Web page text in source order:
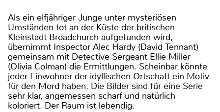
Als ein elfjähriger Junge unter mysteriösen
Umständen tot an der Küste der britischen
Kleinstadt Broadchurch aufgefunden wird,
übernimmt Inspector Alec Hardy (David Tennant)
gemeinsam mit Detective Sergeant Ellie Miller
(Olivia Colman) die Ermittlungen. Scheinbar könnte
jeder Einwohner der idyllischen Ortschaft ein Motiv
für den Mord haben. Die Bilder sind für eine Serie
sehr klar, angemessen scharf und natürlich
koloriert. Der Raum ist lebendig.